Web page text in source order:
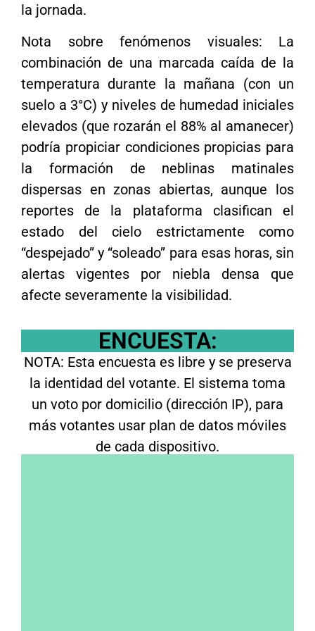
la jornada.
Nota sobre fenómenos visuales: La
combinación de una marcada caída de la
temperatura durante la mañana (con un
suelo a 3°C) y niveles de humedad iniciales
elevados (que rozarán el 88% al amanecer)
podría propiciar condiciones propicias para
la formación de neblinas matinales
dispersas en zonas abiertas, aunque los
reportes de la plataforma clasifican el
estado del cielo estrictamente como
“despejado” y “soleado” para esas horas, sin
alertas vigentes por niebla densa que
afecte severamente la visibilidad.
ENCUESTA:
NOTA: Esta encuesta es libre y se preserva
la identidad del votante. El sistema toma
un voto por domicilio (dirección IP), para
más votantes usar plan de datos móviles
de cada dispositivo.